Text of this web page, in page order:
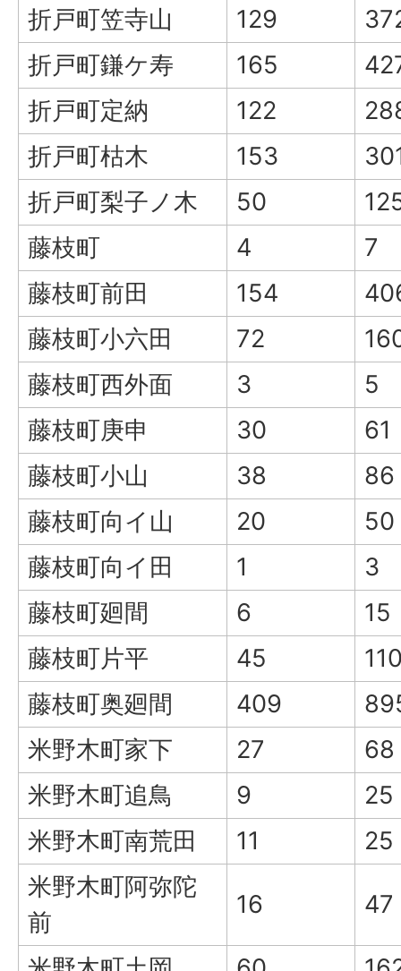
折戸町笠寺山 129
折戸町鎌ケ寿
165
折戸町定納
122
折戸町枯木
153
折戸町梨子ノ木
50
藤枝町
4
7
藤枝町前田
154
藤枝町小六田
72
藤枝町西外面
3
5
藤枝町庚申
30
61
藤枝町小山
38
86
藤枝町向イ山
20
50
藤枝町向イ田
1
3
藤枝町廻間
6
15
藤枝町片平
45
藤枝町奥廻間
409
米野木町家下
27
68
米野木町追鳥
9
25
米野木町南荒田
11
25
米野木町阿弥陀
前
16 47